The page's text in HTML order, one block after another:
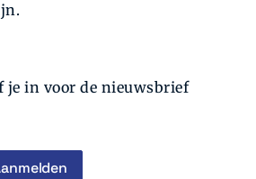
je in voor de nieuwsbrief